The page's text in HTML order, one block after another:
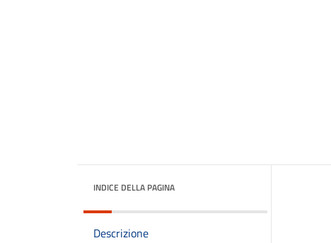
INDICE DELLA PAGINA
Descrizione